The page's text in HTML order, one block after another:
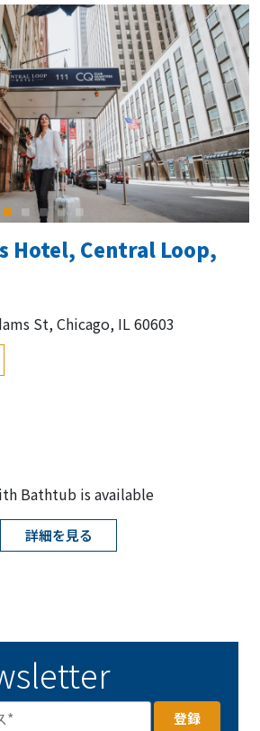
Hotel, Central Loop,
St, Chicago, IL 60603
Bathtub is available
詳細を見る